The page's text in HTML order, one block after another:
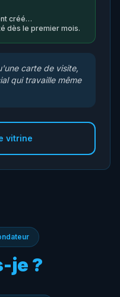
créé…
dès le premier mois.
carte de visite,
qui travaille même
vitrine
je ?